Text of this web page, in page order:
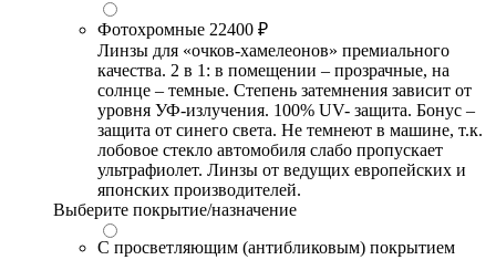
Фотохромные 22400 ₽
Линзы для «очков-хамелеонов» премиального
качества. 2 в 1: в помещении – прозрачные, на
солнце – темные. Степень затемнения зависит от
уровня УФ-излучения. 100% UV- защита. Бонус –
защита от синего света. Не темнеют в машине, т.к.
лобовое стекло автомобиля слабо пропускает
ультрафиолет. Линзы от ведущих европейских и
японских производителей.
Выберите покрытие/назначение
С просветляющим (антибликовым) покрытием